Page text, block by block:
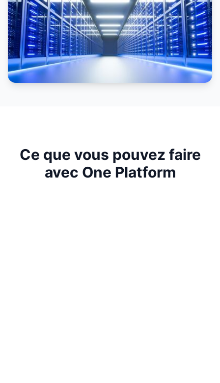
Ce que vous pouvez faire
avec One Platform